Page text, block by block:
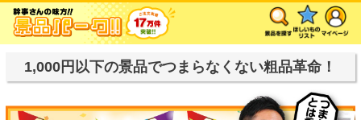
1,000円以下の景品でつまらなくない粗品革命！